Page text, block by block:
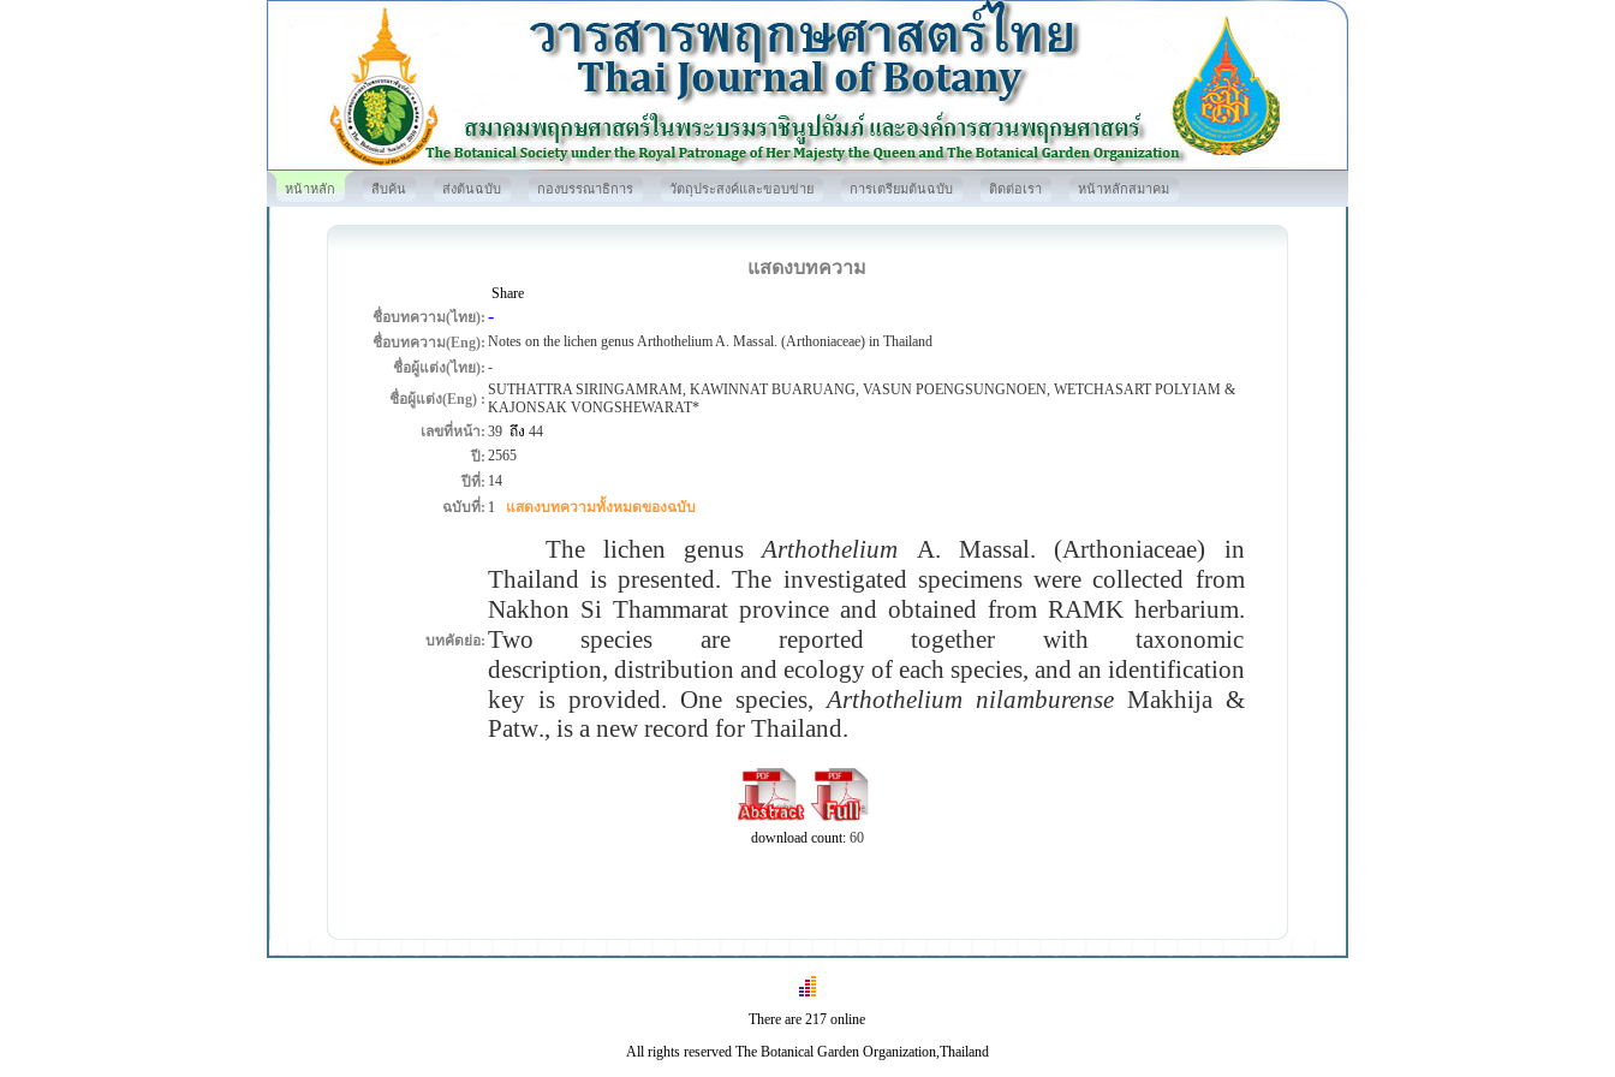
หน้าหลัก สืบค้น ส่งต้นฉบับ กองบรรณาธิการ วัตถุประสงค์และขอบข่าย การเตรียมต้นฉบับ ติดต่อเรา หน้าหลักสมาคม
แสดงบทความ
Share
ชื่อบทความ(ไทย): -
ชื่อบทความ(Eng): Notes on the lichen genus Arthothelium A. Massal. (Arthoniaceae) in Thailand
ชื่อผู้แต่ง(ไทย): -
ชื่อผู้แต่ง(Eng) :
SUTHATTRA SIRINGAMRAM, KAWINNAT BUARUANG, VASUN POENGSUNGNOEN, WETCHASART POLYIAM &
KAJONSAK VONGSHEWARAT*
เลขที่หน้า: 39ถึง 44
ปี: 2565
ปีที่: 14
ฉบับที่: 1 แสดงบทความทั้งหมดของฉบับ
บทคัดย่อ:
The lichen genusArthothelium A. Massal. (Arthoniaceae) in
Thailand is presented.The investigated specimens were collected from
Nakhon Si Thammarat province and obtained from RAMK herbarium.
Two species are reported together with taxonomic
description, distribution and ecology of each species, and an identification
key is provided. One species,Arthothelium nilamburense Makhija &
Patw., is a new record for Thailand.
download count: 60
There are 217 online
All rights reserved The Botanical Garden Organization,Thailand